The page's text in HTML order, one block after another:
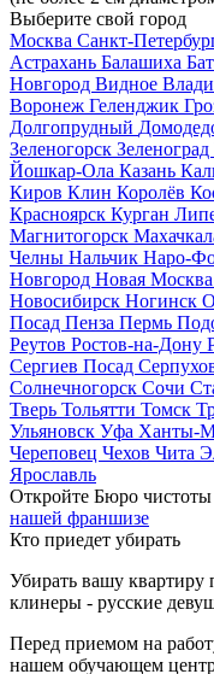
Выберите свой город
Москва Санкт-
Астрахань Балашиха
Новгород Видное
Воронеж Геленджик
Долгопрудный
Зеленогорск Зеленоград
Йошкар-Ола Казань
Киров Клин Королёв
Красноярск Курган
Магнитогорск
Челны Нальчик Наро-
Новгород Новая Москва
Новосибирск Ногинск
Посад Пенза Пермь
Реутов Ростов-на-Дону
Сергиев Посад
Солнечногорск Сочи
Тверь Тольятти Томск
Ульяновск Уфа Ханты-
Череповец Чехов Чита
Ярославль
Откройте Бюро чистоты
нашей франшизе
Кто приедет убирать
Убирать вашу квартиру
клинеры - русские
Перед приемом на
нашем обучающем